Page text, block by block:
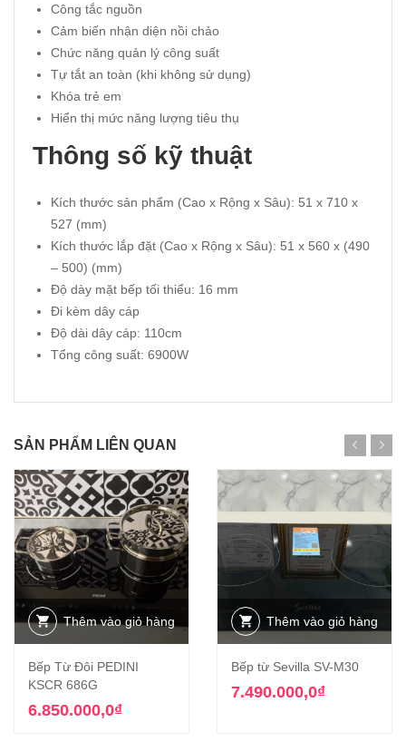
Công tắc nguồn
Cảm biến nhận diện nồi chảo
Chức năng quản lý công suất
Tự tắt an toàn (khi không sử dụng)
Khóa trẻ em
Hiển thị mức năng lượng tiêu thụ
Thông số kỹ thuật
Kích thước sản phẩm (Cao x Rộng x Sâu): 51 x 710 x
527 (mm)
Kích thước lắp đặt (Cao x Rộng x Sâu): 51 x 560 x (490
– 500) (mm)
Độ dày mặt bếp tối thiểu: 16 mm
Đi kèm dây cáp
Độ dài dây cáp: 110cm
Tổng công suất: 6900W
SẢN PHẨM LIÊN QUAN
Thêm vào giỏ hàng
Bếp Từ Đôi PEDINI
KSCR 686G
6.850.000,0₫
Thêm vào giỏ hàng
Bếp từ Sevilla SV-M30
7.490.000,0₫